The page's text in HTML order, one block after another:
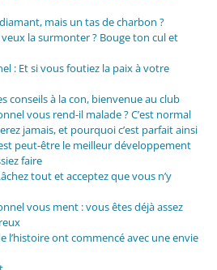
mais un tas de charbon ?
veux la surmonter ? Bouge ton cul et
: Et si vous foutiez la paix à votre
conseils à la con, bienvenue au club
vous rend-il malade ? C’est normal
jamais, et pourquoi c’est parfait ainsi
peut-être le meilleur développement
faire
tout et acceptez que vous n’y
vous ment : vous êtes déjà assez
l’histoire ont commencé avec une envie